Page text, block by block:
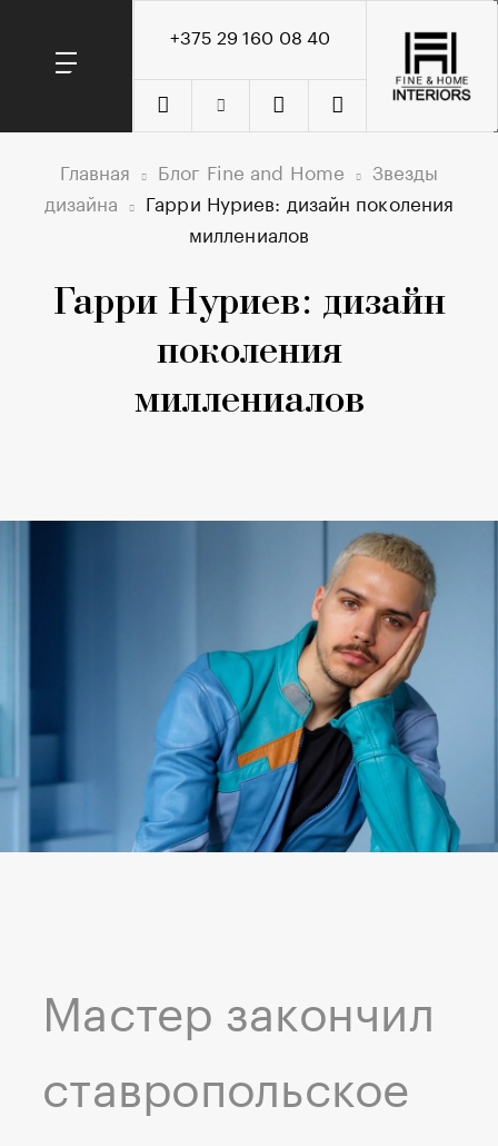
+375 29 160 08 40
Главная Блог Fine and Home
Звезды
дизайна
Гарри Нуриев: дизайн поколения
миллениалов
Гарри Нуриев: дизайн
поколения
миллениалов
Мастер закончил
ставропольское